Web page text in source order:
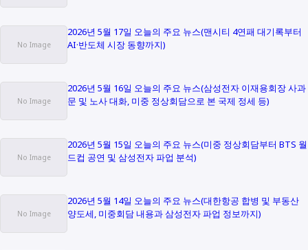
2026년 5월 17일 오늘의 주요 뉴스(맨시티 4연패 대기록부터
AI·반도체 시장 동향까지)
2026년 5월 16일 오늘의 주요 뉴스(삼성전자 이재용회장 사과
문 및 노사 대화, 미중 정상회담으로 본 국제 정세 등)
2026년 5월 15일 오늘의 주요 뉴스(미중 정상회담부터 BTS 월
드컵 공연 및 삼성전자 파업 분석)
2026년 5월 14일 오늘의 주요 뉴스(대한항공 합병 및 부동산
양도세, 미중회담 내용과 삼성전자 파업 정보까지)